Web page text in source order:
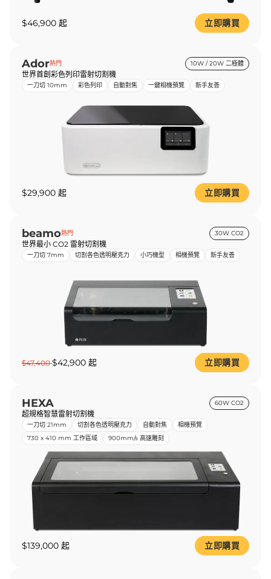
$46,900 起 立即購買
Ador熱門 10W / 20W 二極體
世界首創彩色列印雷射切割機
一刀切 10mm 彩色列印 自動對焦 一鍵相機預覽 新手友善
$29,900 起 立即購買
beamo熱門 30W CO2
世界最小 CO2 雷射切割機
一刀切 7mm 切割各色透明壓克力 小巧機型 相機預覽 新手友善
$47,400$42,900 起 立即購買
HEXA 60W CO2
超規格智慧雷射切割機
一刀切 21mm 切割各色透明壓克力 自動對焦
相機預覽
730 x 410 mm 工作區域
900mm/s 高速雕刻
$139,000 起 立即購買